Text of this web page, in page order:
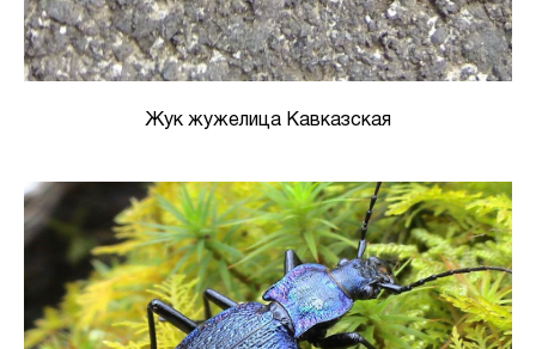
Жук жужелица Кавказская